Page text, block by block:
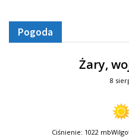
Pogoda
Żary,
8
Ciśnienie: 1022 mb